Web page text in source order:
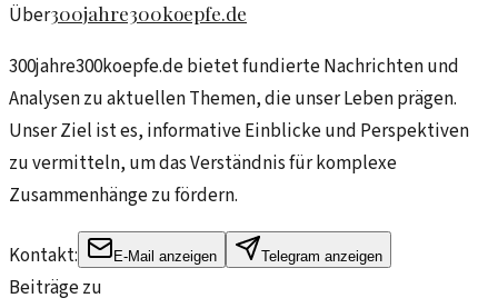
Über300jahre300koepfe.de
300jahre300koepfe.de bietet fundierte Nachrichten und
Analysen zu aktuellen Themen, die unser Leben prägen.
Unser Ziel ist es, informative Einblicke und Perspektiven
zu vermitteln, um das Verständnis für komplexe
Zusammenhänge zu fördern.
Kontakt: E-Mail anzeigen Telegram anzeigen
Beiträge zu